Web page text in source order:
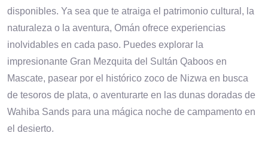
disponibles. Ya sea que te atraiga el patrimonio cultural, la
naturaleza o la aventura, Omán ofrece experiencias
inolvidables en cada paso. Puedes explorar la
impresionante Gran Mezquita del Sultán Qaboos en
Mascate, pasear por el histórico zoco de Nizwa en busca
de tesoros de plata, o aventurarte en las dunas doradas de
Wahiba Sands para una mágica noche de campamento en
el desierto.